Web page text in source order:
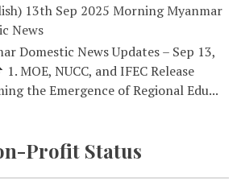
13th Sep 2025 Morning Myanmar
News
Domestic News Updates – Sep 13,
MOE, NUCC, and IFEC Release
the Emergence of Regional Edu...
Profit Status